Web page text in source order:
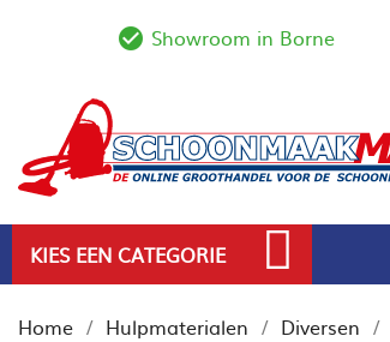
check_circle_outline
Showroom in Borne
KIES EEN CATEGORIE
Home Hulpmaterialen Diversen